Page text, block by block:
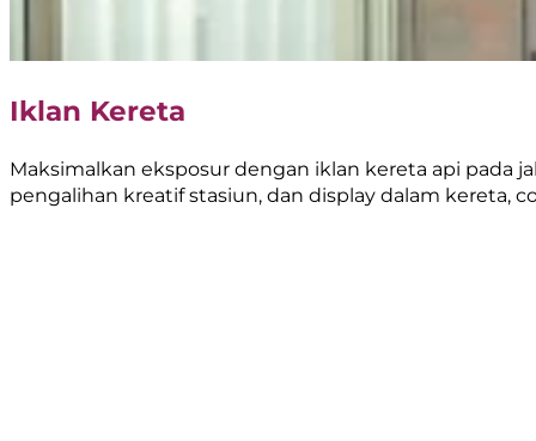
Iklan Kereta
Maksimalkan eksposur dengan iklan kereta api pada
pengalihan kreatif stasiun, dan display dalam kereta,